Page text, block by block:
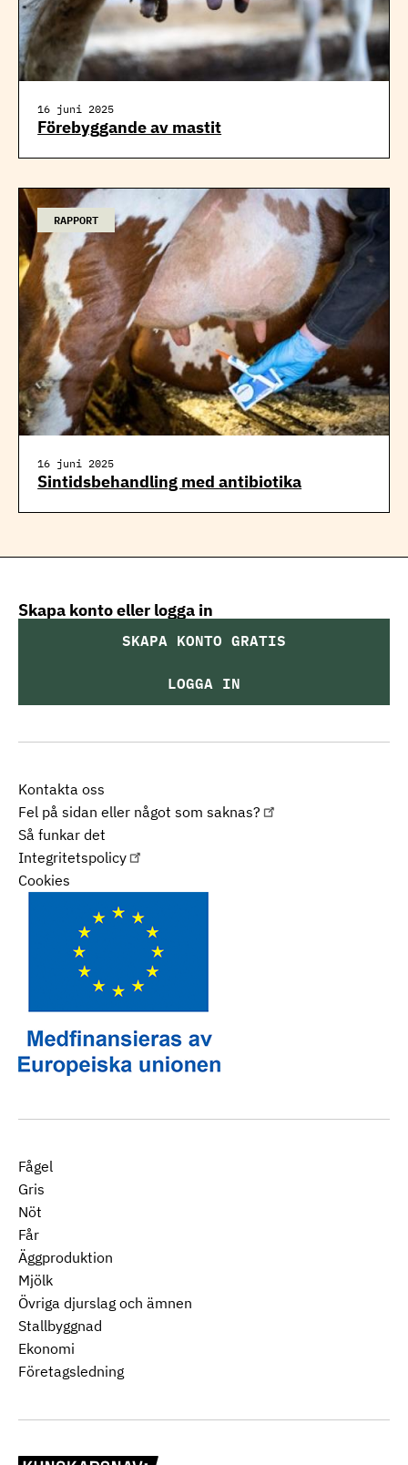
16 juni 2025
Förebyggande av mastit
RAPPORT
16 juni 2025
Sintidsbehandling med antibiotika
Fågel
Gris
Nöt
Får
Äggproduktion
Mjölk
Övriga djurslag och ämnen
Stallbyggnad
Ekonomi
Företagsledning
Kontakta oss
Fel på sidan eller något som saknas?
Så funkar det
Integritetspolicy
Cookies
Skapa konto eller logga in
SKAPA KONTO GRATIS
LOGGA IN